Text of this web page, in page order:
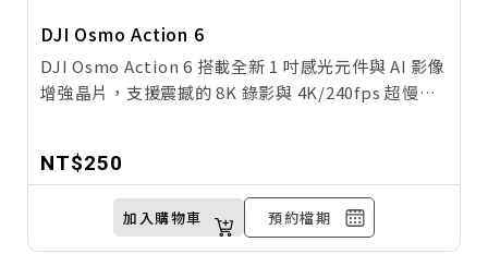
DJI Osmo Action 6
DJI Osmo Action 6 搭載全新 1 吋感光元件與 AI 影像
增強晶片，支援震撼的 8K 錄影與 4K/240fps 超慢動
標竿。
NT$250
加入購物車 預約檔期